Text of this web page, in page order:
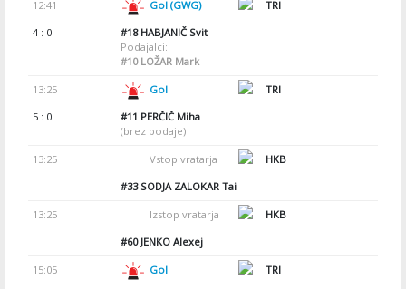
12:41 Gol (GWG)
TRI
4 : 0
#18HABJANIČ Svit
Podajalci:
#10LOŽAR Mark
13:25 Gol
TRI
5 : 0
#11 PERČIČ Miha
(brez podaje)
13:25 Vstop vratarja
HKB
#33SODJA ZALOKAR Tai
13:25 Izstop vratarja
HKB
#60JENKO Alexej
15:05 Gol
TRI